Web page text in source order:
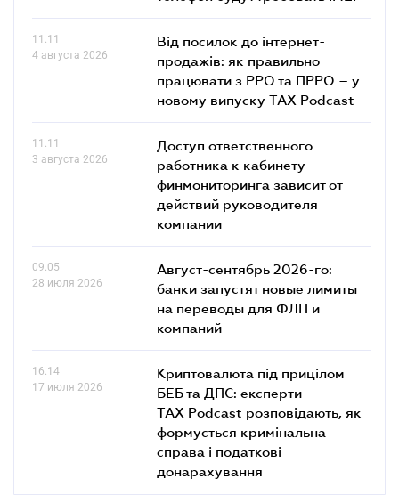
11.11
4 августа 2026
Від посилок до інтернет-
продажів: як правильно
працювати з РРО та ПРРО – у
новому випуску TAX Podcast
11.11
3 августа 2026
Доступ ответственного
работника к кабинету
финмониторинга зависит от
действий руководителя
компании
09.05
28 июля 2026
Август-сентябрь 2026-го:
банки запустят новые лимиты
на переводы для ФЛП и
компаний
16.14
17 июля 2026
Криптовалюта під прицілом
БЕБ та ДПС: експерти
TAX Podcast розповідають, як
формується кримінальна
справа і податкові
донарахування